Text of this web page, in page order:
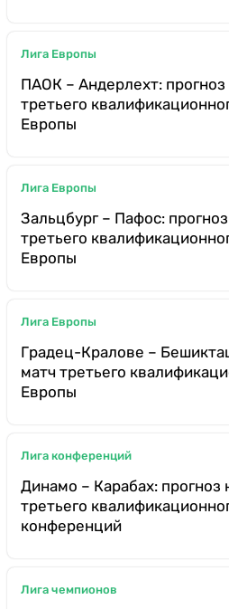
Лига Европы
ПАОК – Андерлехт:
третьего
Европы
Лига Европы
Зальцбург – Пафос:
третьего
Европы
Лига Европы
Градец-Кралове –
матч третьего
Европы
Лига конференций
Динамо – Карабах: прогноз
третьего
конференций
Лига чемпионов